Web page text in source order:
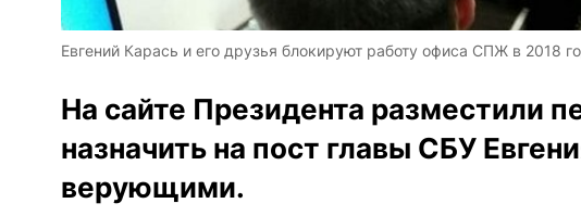
Евгений Карась и его друзья блокируют работу офиса СПЖ в 2018
На сайте Президента разместили
назначить на пост главы СБУ
верующими.